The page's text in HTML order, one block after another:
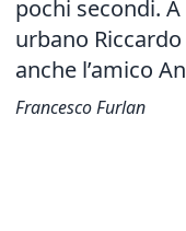
pochi secondi.
urbano
anche l’amico
Francesco Furlan